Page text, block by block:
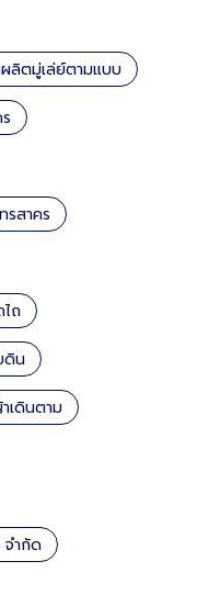
ลิตมู่เล่ย์ตามแบบ
สาคร
ถ
ดิน
เดินตาม
จำกัด